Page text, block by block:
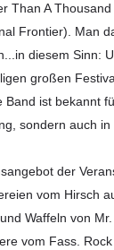
Than A
Frontier). Man
diesem Sinn:
großen
Band ist bekannt
sondern auch
der
vom Hirsch
Waffeln von
vom Fass.